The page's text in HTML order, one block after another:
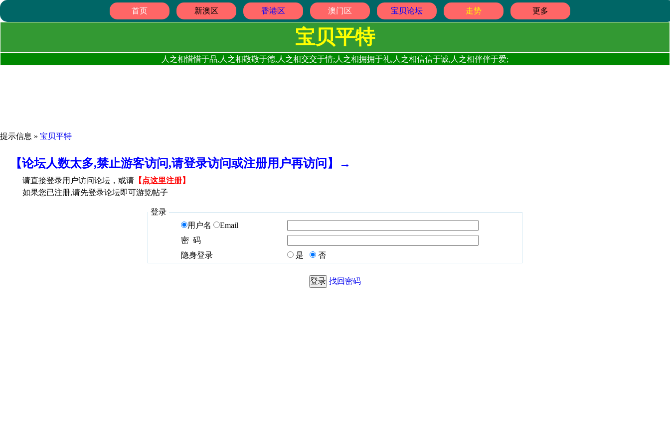
首页 新澳区 香港区 澳门区 宝贝论坛 走势 更多
宝贝平特
人之相惜惜于品,人之相敬敬于德,人之相交交于情;人之相拥拥于礼,人之相信信于诚,人之相伴伴于爱;
提示信息 » 宝贝平特
【论坛人数太多,禁止游客访问,请登录访问或注册用户再访问】→
请直接登录用户访问论坛，或请 【 点这里注册】
如果您已注册,请先登录论坛即可游览帖子
登录
用户名
Email
密 码
隐身登录
是 否
找回密码